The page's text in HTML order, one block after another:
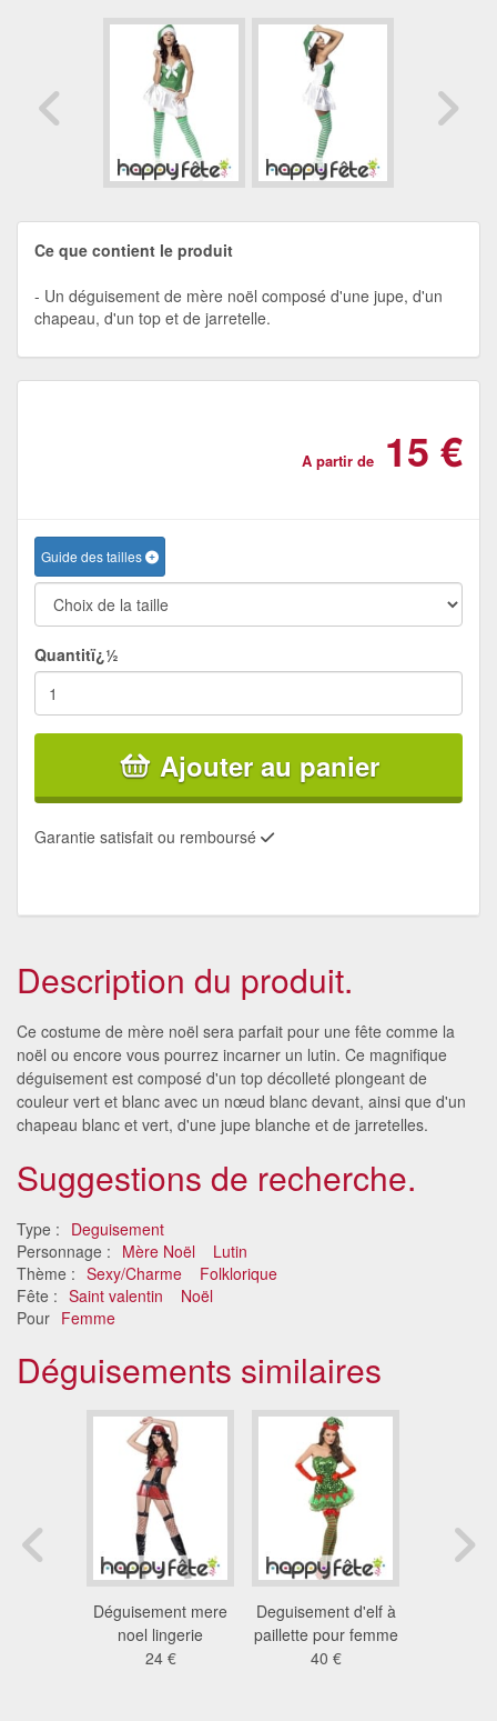
Ce que contient le produit
Un déguisement de mère noël composé d'une jupe, d'un
chapeau, d'un top et de jarretelle.
A partir de 15 €
Guide des tailles
Quantitï¿½
Ajouter au panier
Garantie satisfait ou remboursé
Description du produit.
Ce costume de mère noël sera parfait pour une fête comme la
noël ou encore vous pourrez incarner un lutin. Ce magnifique
déguisement est composé d'un top décolleté plongeant de
couleur vert et blanc avec un nœud blanc devant, ainsi que d'un
chapeau blanc et vert, d'une jupe blanche et de jarretelles.
Suggestions de recherche.
Type : Deguisement
Personnage : Mère Noël
Lutin
Thème : Sexy/Charme
Folklorique
Fête : Saint valentin
Noël
Pour Femme
Déguisements similaires
Déguisement mere
noel lingerie
24 €
Deguisement d'elf à
paillette pour femme
40 €